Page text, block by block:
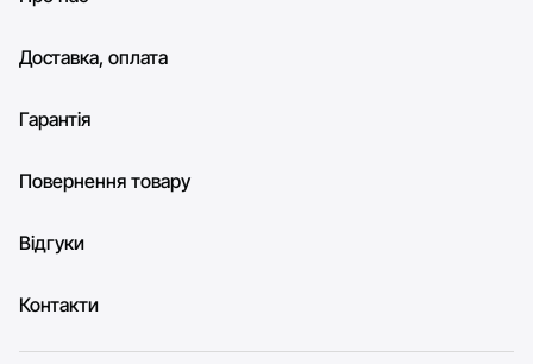
Доставка, оплата
Гарантія
Повернення товару
Відгуки
Контакти